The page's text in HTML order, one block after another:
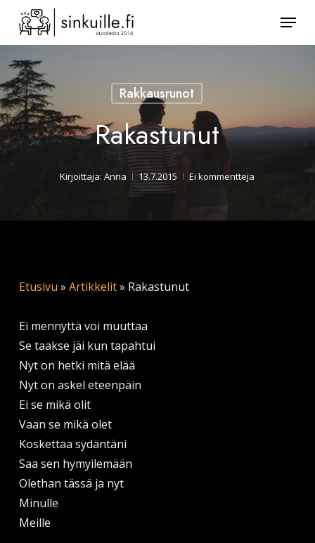
Skip
main
content
Rakkausrunot
Rakastunut
Kirjoittaja: Anna 13.7.2015 Ei kommentteja
Etusivu » Artikkelit» Rakastunut
Ei mennyttä voi muuttaa
Se taakse jäi kun tapahtui
Nyt on hetki mitä elää
Nyt on askel eteenpäin
Ei se mikä olit
Vaan se mikä olet
Koskettaa sydäntäni
Saa sen hymyilemään
Olethan tässä ja nyt
Minulle
Meille
Sulje